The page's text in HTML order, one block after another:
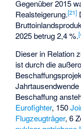
Gegenüber 2015
Realsteigerung.[21]
2025 betrug 2,4 %.[
Dieser in Relation
ist durch die
Beschaffung
Eurofighter, 150
Flugzeugträger, 6